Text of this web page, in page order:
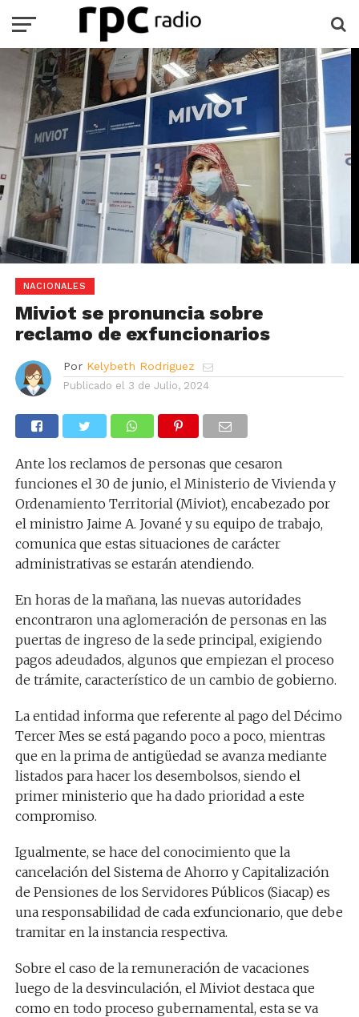
NACIONALES
Miviot se pronuncia sobre
reclamo de exfuncionarios
Por Kelybeth Rodriguez
Publicado el 3 de Julio, 2024
Ante los reclamos de personas que cesaron
funciones el 30 de junio, el Ministerio de Vivienda y
Ordenamiento Territorial (Miviot), encabezado por
el ministro Jaime A. Jované y su equipo de trabajo,
comunica que estas situaciones de carácter
administrativas se estarán atendiendo.
En horas de la mañana, las nuevas autoridades
encontraron una aglomeración de personas en las
puertas de ingreso de la sede principal, exigiendo
pagos adeudados, algunos que empiezan el proceso
de trámite, característico de un cambio de gobierno.
La entidad informa que referente al pago del Décimo
Tercer Mes se está pagando poco a poco, mientras
que en la prima de antigüedad se avanza mediante
listados para hacer los desembolsos, siendo el
primer ministerio que ha dado prioridad a este
compromiso.
Igualmente, se hace del conocimiento que la
cancelación del Sistema de Ahorro y Capitalización
de Pensiones de los Servidores Públicos (Siacap) es
una responsabilidad de cada exfuncionario, que debe
tramitar en la instancia respectiva.
Sobre el caso de la remuneración de vacaciones
luego de la desvinculación, el Miviot destaca que
como en todo proceso gubernamental, esta se va